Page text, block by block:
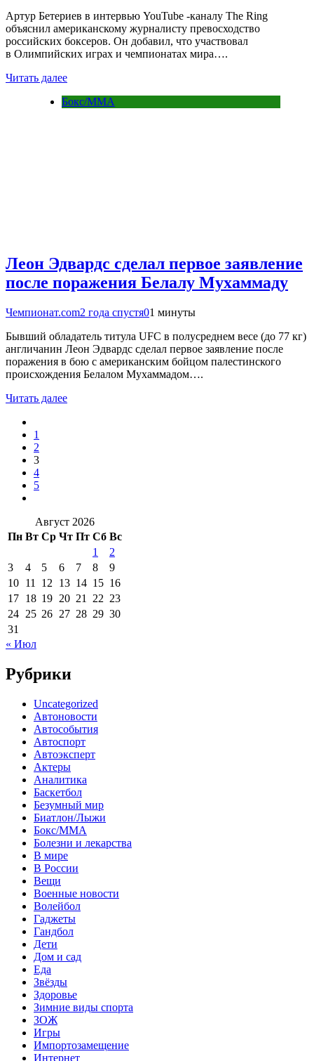
Артур Бетериев в интервью YouTube -каналу The Ring
объяснил американскому журналисту превосходство
российских боксеров. Он добавил, что участвовал
в Олимпийских играх и чемпионатах мира….
Читать далее
Бокс/MMA
Леон Эдвардс сделал первое заявление
после поражения Белалу Мухаммаду
Чемпионат.com2 года спустя01 минуты
Бывший обладатель титула UFC в полусреднем весе (до 77 кг)
англичанин Леон Эдвардс сделал первое заявление после
поражения в бою с американским бойцом палестинского
происхождения Белалом Мухаммадом….
Читать далее
1
2
3
4
5
Август 2026
Пн Вт Ср Чт Пт Сб Вс
1
2
3
4 5 6 7 8
9
10 11 12 13 14 15 16
17 18 19 20 21 22 23
24 25 26 27 28 29 30
31
« Июл
Рубрики
Uncategorized
Автоновости
Автособытия
Автоспорт
Автоэксперт
Актеры
Аналитика
Баскетбол
Безумный мир
Биатлон/Лыжи
Бокс/MMA
Болезни и лекарства
В мире
В России
Вещи
Военные новости
Волейбол
Гаджеты
Гандбол
Дети
Дом и сад
Еда
Звёзды
Здоровье
Зимние виды спорта
ЗОЖ
Игры
Импортозамещение
Интернет